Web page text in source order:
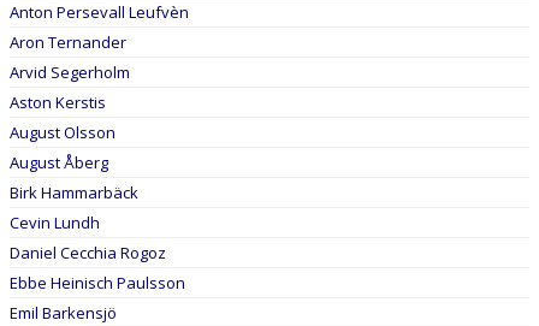
KONTAKT
Anton Persevall Leufvèn
Aron Ternander
Arvid Segerholm
Aston Kerstis
August Olsson
August Åberg
Birk Hammarbäck
Cevin Lundh
Daniel Cecchia Rogoz
Ebbe Heinisch Paulsson
Emil Barkensjö